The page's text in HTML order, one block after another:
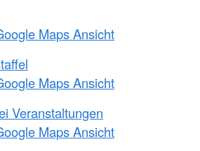
Maps Ansicht
Maps Ansicht
Veranstaltungen
Maps Ansicht